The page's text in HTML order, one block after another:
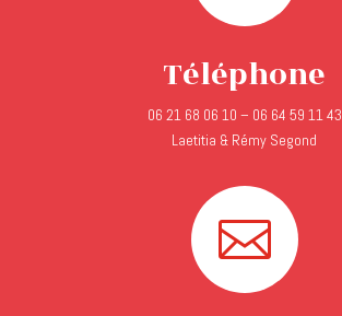
Téléphone
06 21 68 06 10 – 06 64 59 11 43
Laetitia & Rémy Segond
